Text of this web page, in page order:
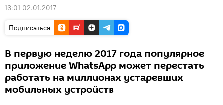
13:01 02.01.2017
Подписаться
В первую неделю 2017 года популярное
приложение WhatsApp может перестать
работать на миллионах устаревших
мобильных устройств